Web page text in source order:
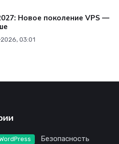
Новое поколение VPS —
03:01
Безопасность